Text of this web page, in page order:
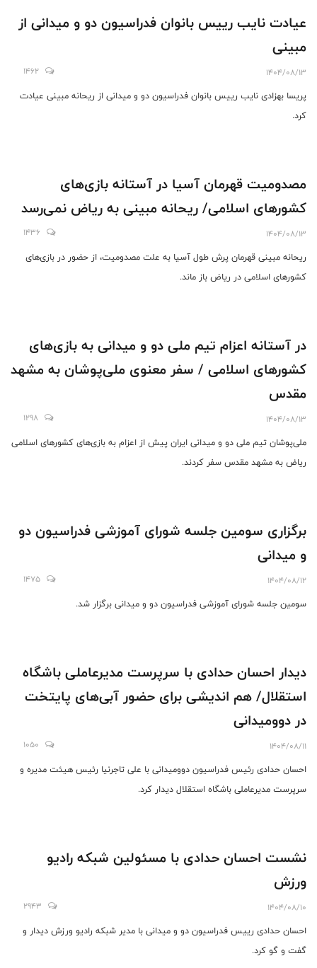
عیادت نایب رییس بانوان فدراسیون دو و میدانی از
مبینی
1404/08/13
1462
پریسا بهزادی نایب رییس بانوان فدراسیون دو و میدانی از ریحانه مبینی عیادت
کرد.
مصدومیت قهرمان آسیا در آستانه بازی‌های
کشورهای اسلامی/ ریحانه مبینی به ریاض نمی‌رسد
1404/08/13
1436
ریحانه مبینی قهرمان پرش طول آسیا به علت مصدومیت، از حضور در بازی‌های
کشورهای اسلامی در ریاض باز ماند.
در آستانه اعزام تیم ملی دو و میدانی به بازی‌های
کشورهای اسلامی / سفر معنوی ملی‌پوشان به مشهد
مقدس
1404/08/13
1298
ملی‌پوشان تیم ملی دو و میدانی ایران پیش از اعزام به بازی‌های کشورهای اسلامی
ریاض به مشهد مقدس سفر کردند.
برگزاری سومین جلسه شورای آموزشی فدراسیون دو
و میدانی
1404/08/12
1475
سومین جلسه شورای آموزشی فدراسیون دو و میدانی برگزار شد.
دیدار احسان حدادی با سرپرست مدیرعاملی باشگاه
استقلال/ هم اندیشی برای حضور آبی‌های پایتخت
در دوومیدانی
1404/08/11
1050
احسان حدادی رئیس فدراسیون دوومیدانی با علی تاجرنیا رئیس هیئت مدیره و
سرپرست مدیرعاملی باشگاه استقلال دیدار کرد.
نشست احسان حدادی با مسئولین شبکه رادیو
ورزش
1404/08/10
2943
احسان حدادی رییس فدراسیون دو و میدانی با مدیر شبکه رادیو ورزش دیدار و
گفت و گو کرد.